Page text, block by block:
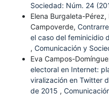
Sociedad: Núm. 24
Elena Burgaleta-
Campoverde,
el caso del feminicidio
, Comunicación y
Eva Campos-
electoral en Internet:
viralización en Twitter
de 2015 ,